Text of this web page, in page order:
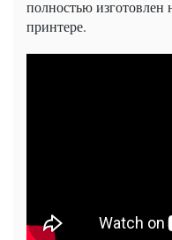
полностью
принтере.